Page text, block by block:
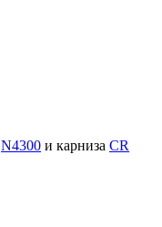
N4300 и карниза CR